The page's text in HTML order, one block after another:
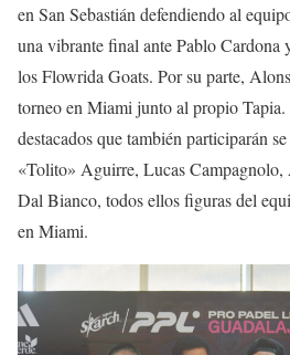
en San Sebastián defendiendo al
una vibrante final ante Pablo
los Flowrida Goats. Por su parte,
torneo en Miami junto al propio Tapia.
destacados que también participarán
«Tolito» Aguirre, Lucas
Dal Bianco, todos ellos figuras del
en Miami.